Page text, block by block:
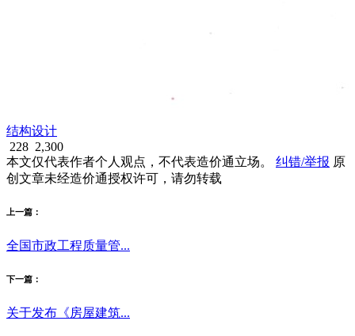
结构设计
228 2,300
本文仅代表作者个人观点，不代表造价通立场。 纠错/举报 原
创文章未经造价通授权许可，请勿转载
上一篇：
全国市政工程质量管...
下一篇：
关于发布《房屋建筑...